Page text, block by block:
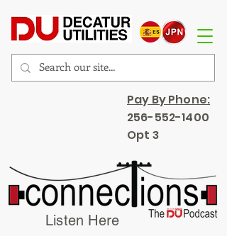
Pay By Phone:
256-552-1400
Opt 3
Listen Here